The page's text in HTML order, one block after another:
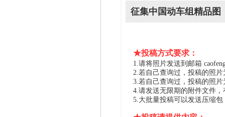
征集中国动车组精品图
★投稿方式要求：
1.请将照片发送到邮箱
2.若自己查询过，投稿的照
3.若自己查询过，投稿的照
4.请发送无限期的附件文件
5.大批量投稿可以发送压缩